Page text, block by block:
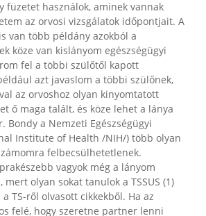
füzetet használok, aminek vannak
az orvosi vizsgálatok időpontjait. A
van több példány azokból a
köze van kislányom egészségügyi
fel a többi szülőtől kapott
azt javaslom a többi szülőnek,
az orvoshoz olyan kinyomtatott
ő maga talált, és köze lehet a lánya
Bondy a Nemzeti Egészségügyi
Institute of Health /NIH/) több olyan
felbecsülhetetlenek.
vagyok még a lányom
olyan sokat tanulok a TSSUS (1)
TS-ről olvasott cikkekből. Ha az
felé, hogy szeretne partner lenni